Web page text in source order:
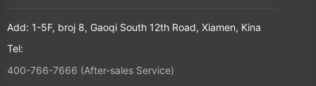
Add: 1-5F, broj 8, Gaoqi South 12th Road, Xiamen, Kina
Tel:
400-766-7666 (After-sales Service)